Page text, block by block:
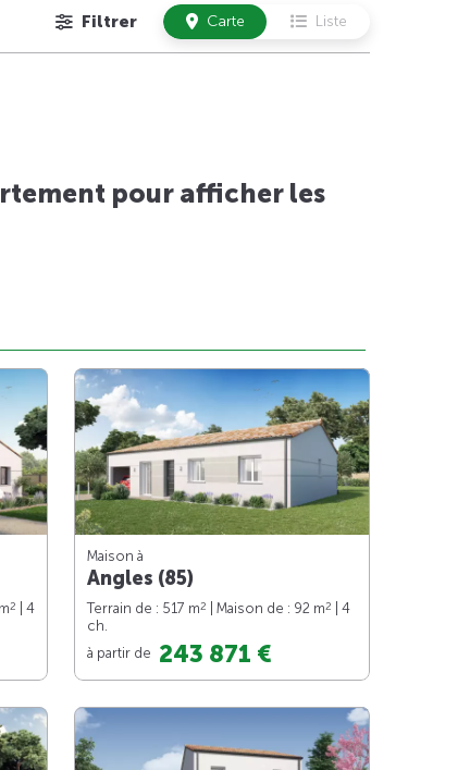
Filtrer Carte Liste
pour afficher les
2
| 4
Maison à
Angles (85)
Terrain de : 517 m2 | Maison de : 92 m2
| 4
ch.
à partir de 243 871 €